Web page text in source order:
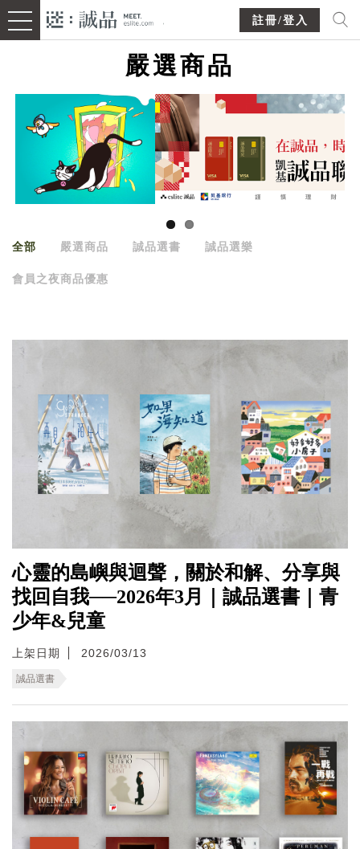
註冊/登入
嚴選商品
全部 嚴選商品 誠品選書 誠品選樂
會員之夜商品優惠
心靈的島嶼與迴聲，關於和解、分享與
找回自我──2026年3月｜誠品選書｜青
少年&兒童
上架日期 2026/03/13
誠品選書